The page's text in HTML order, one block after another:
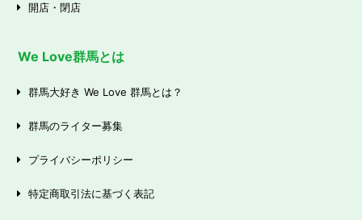
開店・閉店
We Love群馬とは
群馬大好き We Love 群馬とは？
群馬のライター募集
プライバシーポリシー
特定商取引法に基づく表記